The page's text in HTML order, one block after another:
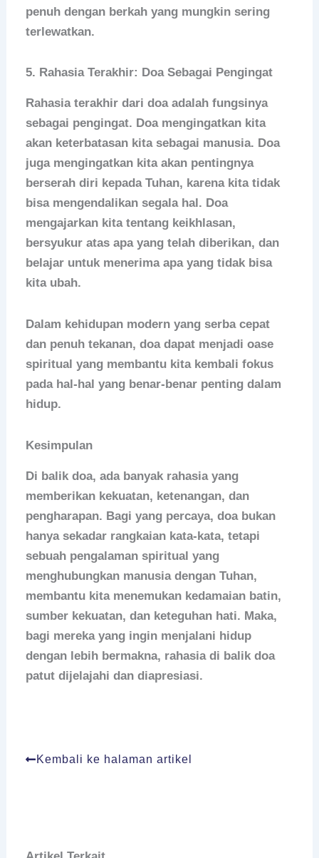
penuh dengan berkah yang mungkin sering
terlewatkan.
5. Rahasia Terakhir: Doa Sebagai Pengingat
Rahasia terakhir dari doa adalah fungsinya
sebagai pengingat. Doa mengingatkan kita
akan keterbatasan kita sebagai manusia. Doa
juga mengingatkan kita akan pentingnya
berserah diri kepada Tuhan, karena kita tidak
bisa mengendalikan segala hal. Doa
mengajarkan kita tentang keikhlasan,
bersyukur atas apa yang telah diberikan, dan
belajar untuk menerima apa yang tidak bisa
kita ubah.
Dalam kehidupan modern yang serba cepat
dan penuh tekanan, doa dapat menjadi oase
spiritual yang membantu kita kembali fokus
pada hal-hal yang benar-benar penting dalam
hidup.
Kesimpulan
Di balik doa, ada banyak rahasia yang
memberikan kekuatan, ketenangan, dan
pengharapan. Bagi yang percaya, doa bukan
hanya sekadar rangkaian kata-kata, tetapi
sebuah pengalaman spiritual yang
menghubungkan manusia dengan Tuhan,
membantu kita menemukan kedamaian batin,
sumber kekuatan, dan keteguhan hati. Maka,
bagi mereka yang ingin menjalani hidup
dengan lebih bermakna, rahasia di balik doa
patut dijelajahi dan diapresiasi.
Kembali ke halaman artikel